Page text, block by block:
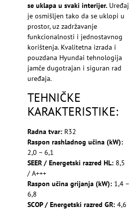
se uklapa u svaki interijer. Uređaj
je osmišljen tako da se uklopi u
prostor, uz zadržavanje
funkcionalnosti i jednostavnog
korištenja. Kvalitetna izrada i
pouzdana Hyundai tehnologija
jamče dugotrajan i siguran rad
uređaja.
TEHNIČKE
KARAKTERISTIKE:
Radna tvar: R32
Raspon rashladnog učina (kW):
2,0 – 6,1
SEER / Energetski razred HL: 8,5
/ A+++
Raspon učina grijanja (kW): 1,4 –
6,8
SCOP / Energetski razred GR: 4,6